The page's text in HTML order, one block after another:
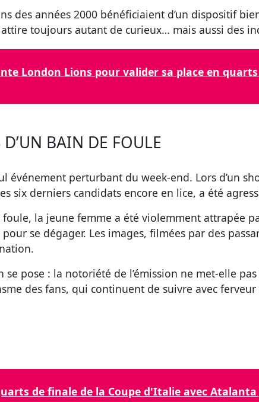
des années 2000 bénéficiaient d’un dispositif
attire toujours autant de curieux… mais aussi des
London Lions pour valider sa place en quarts
D’UN BAIN DE FOULE
événement perturbant du week-end. Lors d’un
six derniers candidats encore en lice, a été
la jeune femme a été violemment attrapée
se dégager. Les images, filmées par des
se pose : la notoriété de l’émission ne met-elle
des fans, qui continuent de suivre avec
de finale de la Coupe d'Italie avec Atalanta